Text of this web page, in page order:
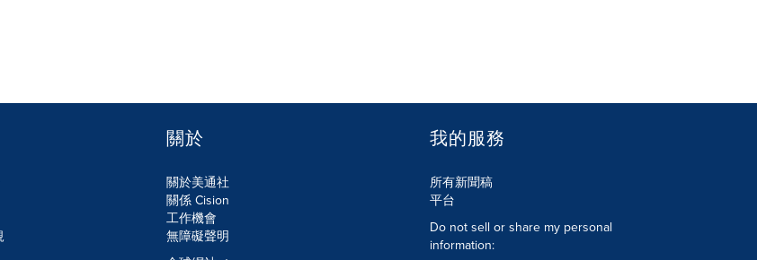
關於
關於美通社
關係 Cision
工作機會
無障礙聲明
我的服務
所有新聞稿
平台
Do not sell or share my personal
information: